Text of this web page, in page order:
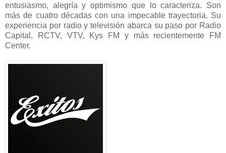
entusiasmo, alegría y optimismo que lo caracteriza. Son
más de cuatro décadas con una impecable trayectoria. Su
experiencia por radio y televisión abarca su paso por Radio
Capital, RCTV, VTV, Kys FM y más recientemente FM
Center.